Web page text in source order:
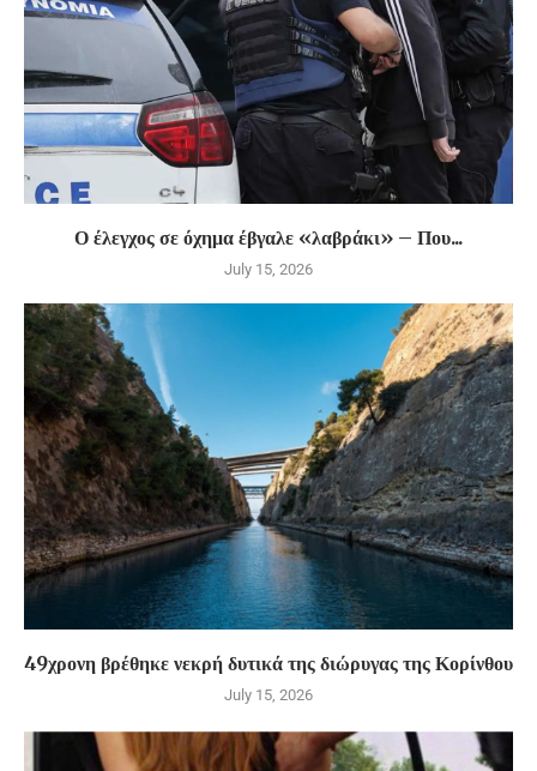
Ο έλεγχος σε όχημα έβγαλε «λαβράκι» – Που...
July 15, 2026
49χρονη βρέθηκε νεκρή δυτικά της διώρυγας της Κορίνθου
July 15, 2026